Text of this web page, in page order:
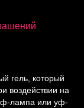
гель, который
воздействии на
лампа или уф-